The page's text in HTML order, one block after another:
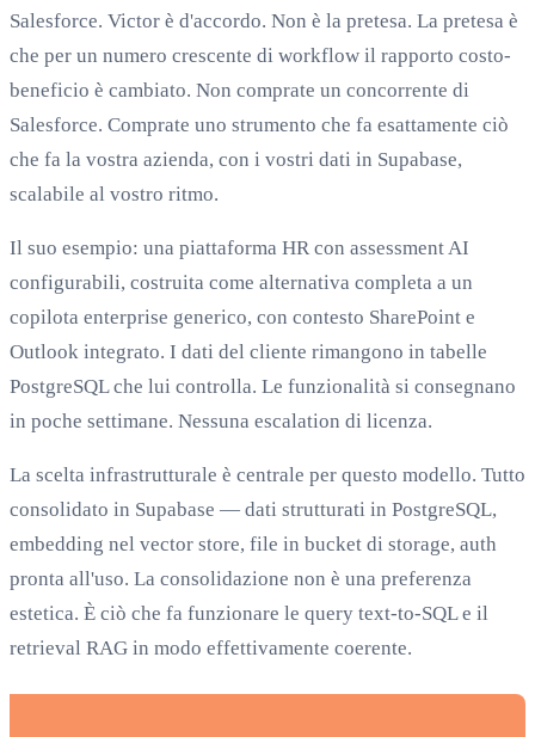
Salesforce. Victor è d'accordo. Non è la pretesa. La pretesa è
che per un numero crescente di workflow il rapporto costo-
beneficio è cambiato. Non comprate un concorrente di
Salesforce. Comprate uno strumento che fa esattamente ciò
che fa la vostra azienda, con i vostri dati in Supabase,
scalabile al vostro ritmo.
Il suo esempio: una piattaforma HR con assessment AI
configurabili, costruita come alternativa completa a un
copilota enterprise generico, con contesto SharePoint e
Outlook integrato. I dati del cliente rimangono in tabelle
PostgreSQL che lui controlla. Le funzionalità si consegnano
in poche settimane. Nessuna escalation di licenza.
La scelta infrastrutturale è centrale per questo modello. Tutto
consolidato in Supabase — dati strutturati in PostgreSQL,
embedding nel vector store, file in bucket di storage, auth
pronta all'uso. La consolidazione non è una preferenza
estetica. È ciò che fa funzionare le query text-to-SQL e il
retrieval RAG in modo effettivamente coerente.